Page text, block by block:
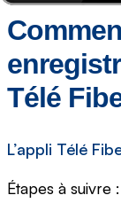
Télé
L’appli Télé
Étapes à suivre